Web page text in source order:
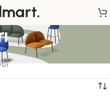
olarak etiketlendi